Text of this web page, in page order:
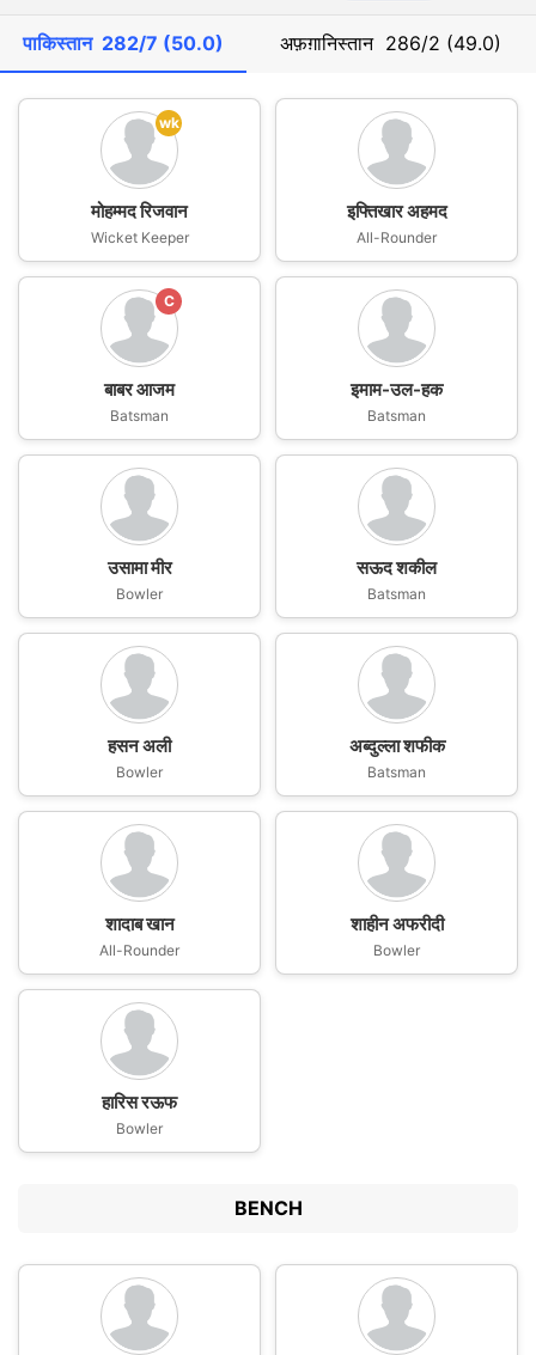
पाकिस्तान 282/7 (50.0) अफ़ग़ानिस्तान 286/2 (49.0)
wk
मोहम्मद रिजवान
Wicket Keeper
इफ्तिखार अहमद
All-Rounder
C
बाबर आजम
Batsman
इमाम-उल-हक
Batsman
उसामा मीर
Bowler
सऊद शकील
Batsman
हसन अली
Bowler
अब्दुल्ला शफीक
Batsman
शादाब खान
All-Rounder
शाहीन अफरीदी
Bowler
हारिस रऊफ
Bowler
BENCH